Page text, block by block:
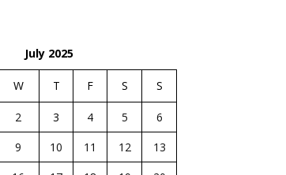
July 2025
W T F S S
2 3 4 5
6
9 10 11 12
13